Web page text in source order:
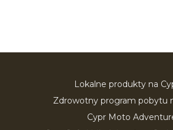
Lokalne produkty na
Zdrowotny program pobytu
Cypr Moto